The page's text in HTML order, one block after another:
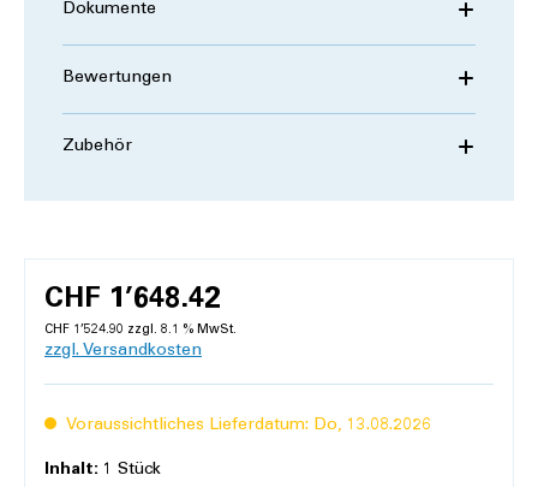
Dokumente
Bewertungen
Zubehör
CHF 1’648.42
CHF 1’524.90 zzgl. 8.1 % MwSt.
zzgl. Versandkosten
Voraussichtliches Lieferdatum: Do, 13.08.2026
Inhalt: 1 Stück